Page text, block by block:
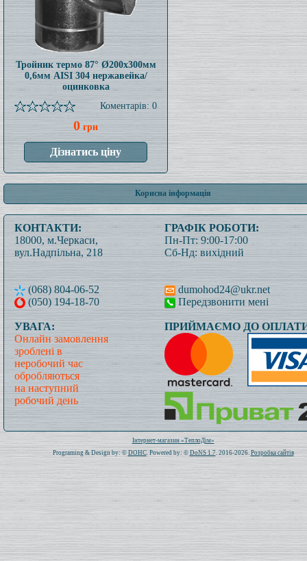
Тройник термо 87° Ø200x300мм
0,6мм AISI 304 нержавейка/
оцинковка
Коментарів: 0
0 грн
Корисна інформація
КОНТАКТИ:
18000, м.Черкаси,
вул.Надпільна, 218
(068) 804-06-52
(050) 194-18-70
ГРАФІК РОБОТИ:
Пн-Пт: 9:00-17:00
Сб-Нд: вихідний
dumohod24@ukr.net
Передзвонити мені
УВАГА:
Онлайн замовлення
зроблені в
неробочий час
обробляються
на наступний
робочий день
ПРИЙМАЄМО ДО
Всього: 1019834 Сьогодні: 751
Інтернет-магазин «ТеплоДім»
Programing & Design by: ©DOHC. Powered by: © DoNS 1.7. 2016-2026.Розробка сайтів